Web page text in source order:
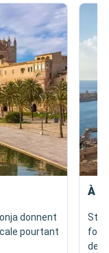
donnent
pourtant
À
St